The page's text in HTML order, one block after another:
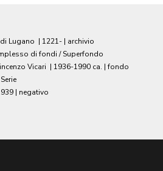
Lugano | 1221- | archivio
di fondi / Superfondo
Vicari | 1936-1990 ca. | fondo
| negativo